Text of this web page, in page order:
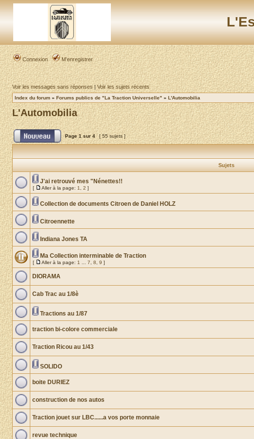
Connexion M’enregistrer
Voir les messages sans réponses|Voir les sujets récents
Index du forum » Forums publics de "La Traction Universelle" » L'Automobilia
L'Automobilia
Page1sur4 [ 55 sujets ]
Sujets
J'ai retrouvé mes "Nénettes!!
[ Aller à la page: 1 2 ]
Collection de documents Citroen de Daniel HOLZ
Citroennette
Indiana Jones TA
Ma Collection interminable de Traction
[ Aller à la page: 1 7 8 9 ]
DIORAMA
Cab Trac au 1/8è
Tractions au 1/87
traction bi-colore commerciale
Traction Ricou au 1/43
SOLIDO
boite DURIEZ
construction de nos autos
Traction jouet sur LBC......a vos porte monnaie
revue technique